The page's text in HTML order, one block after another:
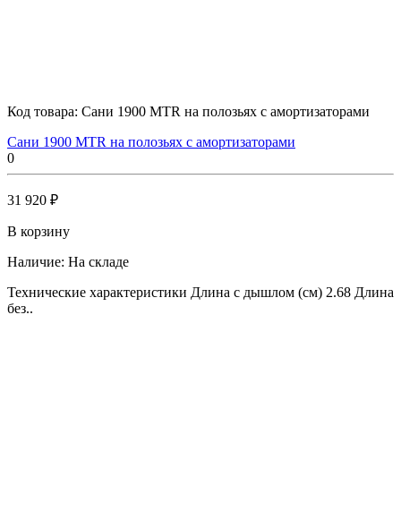
Код товара: Сани 1900 MTR на полозьях с амортизаторами
Сани 1900 MTR на полозьях с амортизаторами
0
31 920 ₽
В корзину
Наличие: На складе
Технические характеристики Длина с дышлом (см) 2.68 Длина
без..